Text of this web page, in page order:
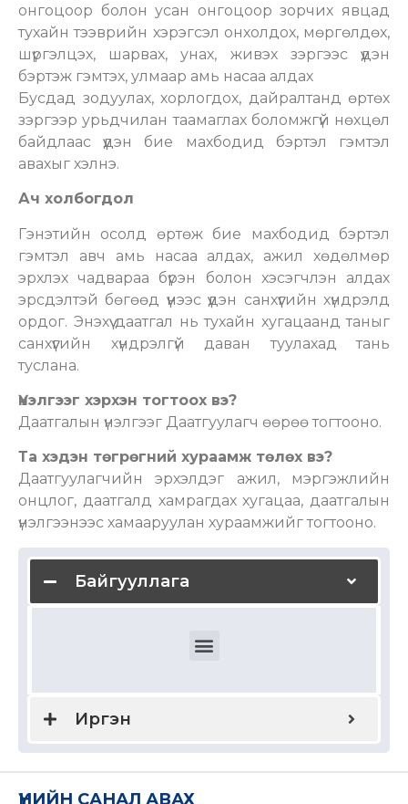
Байгууллага
Иргэн
онгоцоор болон усан онгоцоор зорчих явцад
тухайн тээврийн хэрэгсэл онхолдох, мөргөлдөх,
шүргэлцэх, шарвах, унах, живэх зэргээс үүдэн
бэртэж гэмтэх, улмаар амь насаа алдах
Бусдад зодуулах, хорлогдох, дайралтанд өртөх
зэргээр урьдчилан таамаглах боломжгүй нөхцөл
байдлаас үүдэн бие махбодид бэртэл гэмтэл
авахыг хэлнэ.
Ач холбогдол
Гэнэтийн осолд өртөж бие махбодид бэртэл
гэмтэл авч амь насаа алдах, ажил хөдөлмөр
эрхлэх чадвараа бүрэн болон хэсэгчлэн алдах
эрсдэлтэй бөгөөд үүнээс үүдэн санхүүгийн хүндрэлд
ордог. Энэхүү даатгал нь тухайн хугацаанд таныг
санхүүгийн хүндрэлгүй даван туулахад тань
туслана.
Үнэлгээг хэрхэн тогтоох вэ?
Даатгалын үнэлгээг Даатгуулагч өөрөө тогтооно.
Та хэдэн төгрөгний хураамж төлөх вэ?
Даатгуулагчийн эрхэлдэг ажил, мэргэжлийн
онцлог, даатгалд хамрагдах хугацаа, даатгалын
үнэлгээнээс хамааруулан хураамжийг тогтооно.
ҮНИЙН САНАЛ АВАХ